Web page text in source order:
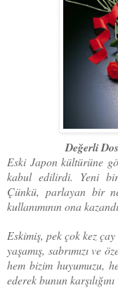
Değerli
Eski Japon kültürüne
kabul edilirdi. Yeni
Çünkü, parlayan bir
kullanımının ona
Eskimiş, pek çok kez
yaşamış, sabrımızı ve
hem bizim huyumuzu,
ederek bunun